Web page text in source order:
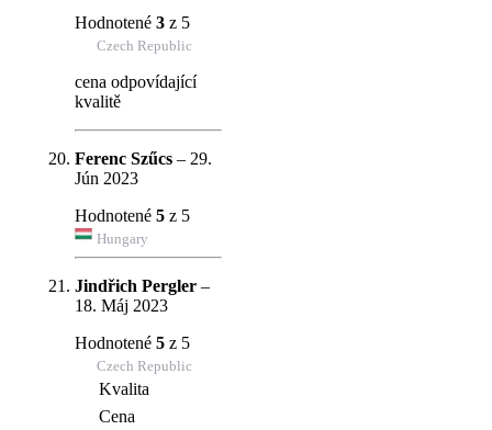
Hodnotené 3 z 5
Czech Republic
cena odpovídající
kvalitě
Ferenc Szűcs – 29.
Jún 2023
Hodnotené 5 z 5
Hungary
Jindřich Pergler –
18. Máj 2023
Hodnotené 5 z 5
Czech Republic
Kvalita
Cena